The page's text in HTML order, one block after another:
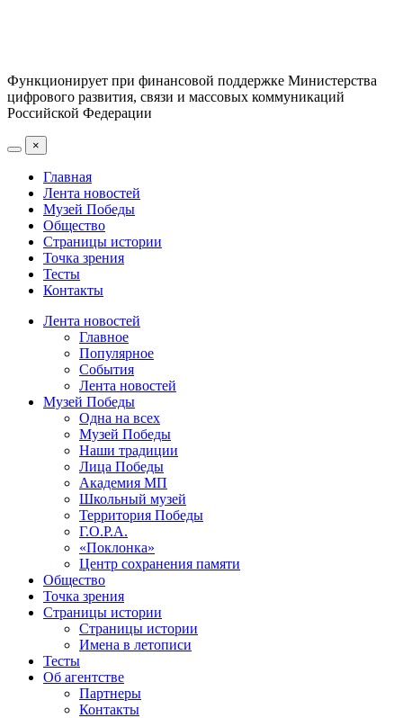
Функционирует при финансовой поддержке Министерства
цифрового развития, связи и массовых коммуникаций
Российской Федерации
×
Главная
Лента новостей
Музей Победы
Общество
Страницы истории
Точка зрения
Тесты
Контакты
Лента новостей
Главное
Популярное
События
Лента новостей
Музей Победы
Одна на всех
Музей Победы
Наши традиции
Лица Победы
Академия МП
Школьный музей
Территория Победы
Г.О.Р.А.
«Поклонка»
Центр сохранения памяти
Общество
Точка зрения
Страницы истории
Страницы истории
Имена в летописи
Тесты
Об агентстве
Партнеры
Контакты